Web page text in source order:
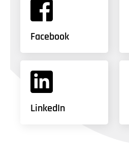
Facebook
LinkedIn